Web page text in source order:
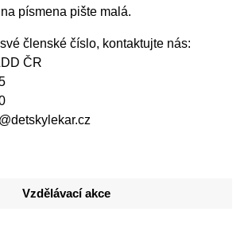
písmena pište malá.
členské číslo, kontaktujte nás:
ČR
Vzdělávací akce